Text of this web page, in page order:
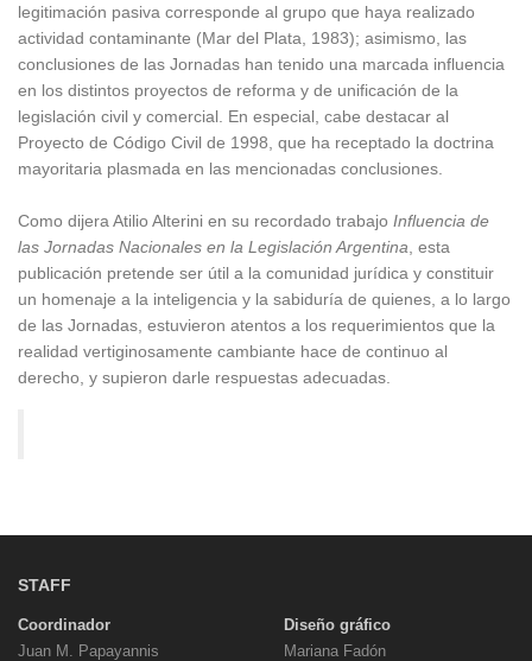
legitimación pasiva corresponde al grupo que haya realizado
actividad contaminante (Mar del Plata, 1983); asimismo, las
conclusiones de las Jornadas han tenido una marcada influencia
en los distintos proyectos de reforma y de unificación de la
legislación civil y comercial. En especial, cabe destacar al
Proyecto de Código Civil de 1998, que ha receptado la doctrina
mayoritaria plasmada en las mencionadas conclusiones.
Como dijera Atilio Alterini en su recordado trabajo Influencia de
las Jornadas Nacionales en la Legislación Argentina , esta
publicación pretende ser útil a la comunidad jurídica y constituir
un homenaje a la inteligencia y la sabiduría de quienes, a lo largo
de las Jornadas, estuvieron atentos a los requerimientos que la
realidad vertiginosamente cambiante hace de continuo al
derecho, y supieron darle respuestas adecuadas.
STAFF
Coordinador
Juan M. Papayannis
Diseño gráfico
Mariana Fadón